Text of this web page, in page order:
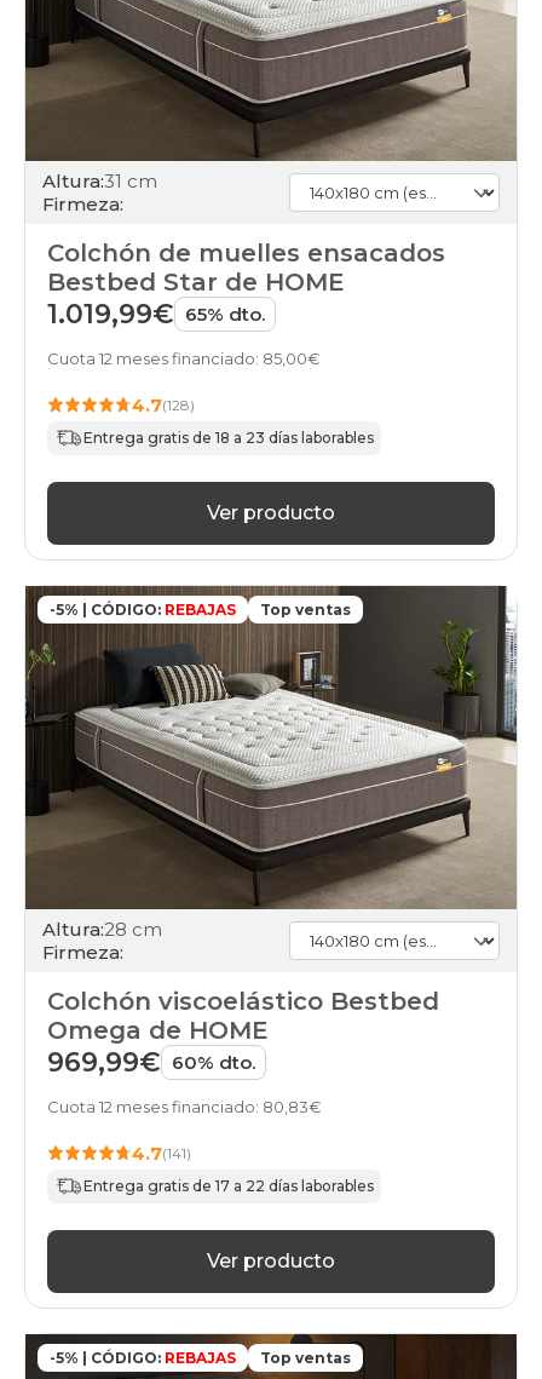
Altura:31 cm
Firmeza:
Colchón de muelles ensacados
Bestbed Star de HOME
1.019,99€ 65% dto.
Cuota 12 meses financiado: 85,00€
4.7(128)
Entrega gratis de 18 a 23 días laborables
Ver producto
-5% | CÓDIGO: REBAJAS Top ventas
Altura:28 cm
Firmeza:
Colchón viscoelástico Bestbed
Omega de HOME
969,99€ 60% dto.
Cuota 12 meses financiado: 80,83€
4.7(141)
Entrega gratis de 17 a 22 días laborables
Ver producto
-5% | CÓDIGO: REBAJAS Top ventas